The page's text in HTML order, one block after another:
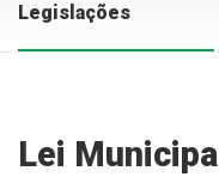
Legislações
Lei